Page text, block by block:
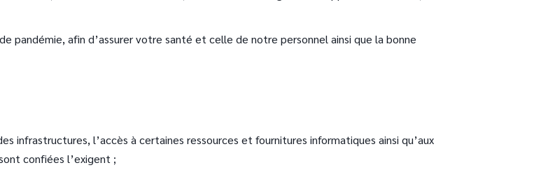
pandémie, afin d’assurer votre santé et celle de notre personnel ainsi que la bonne
infrastructures, l’accès à certaines ressources et fournitures informatiques ainsi qu’aux
confiées l’exigent ;